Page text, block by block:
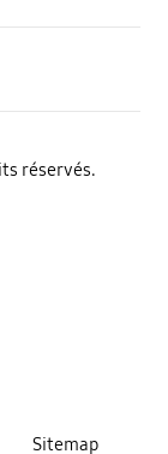
réservés.
Sitemap